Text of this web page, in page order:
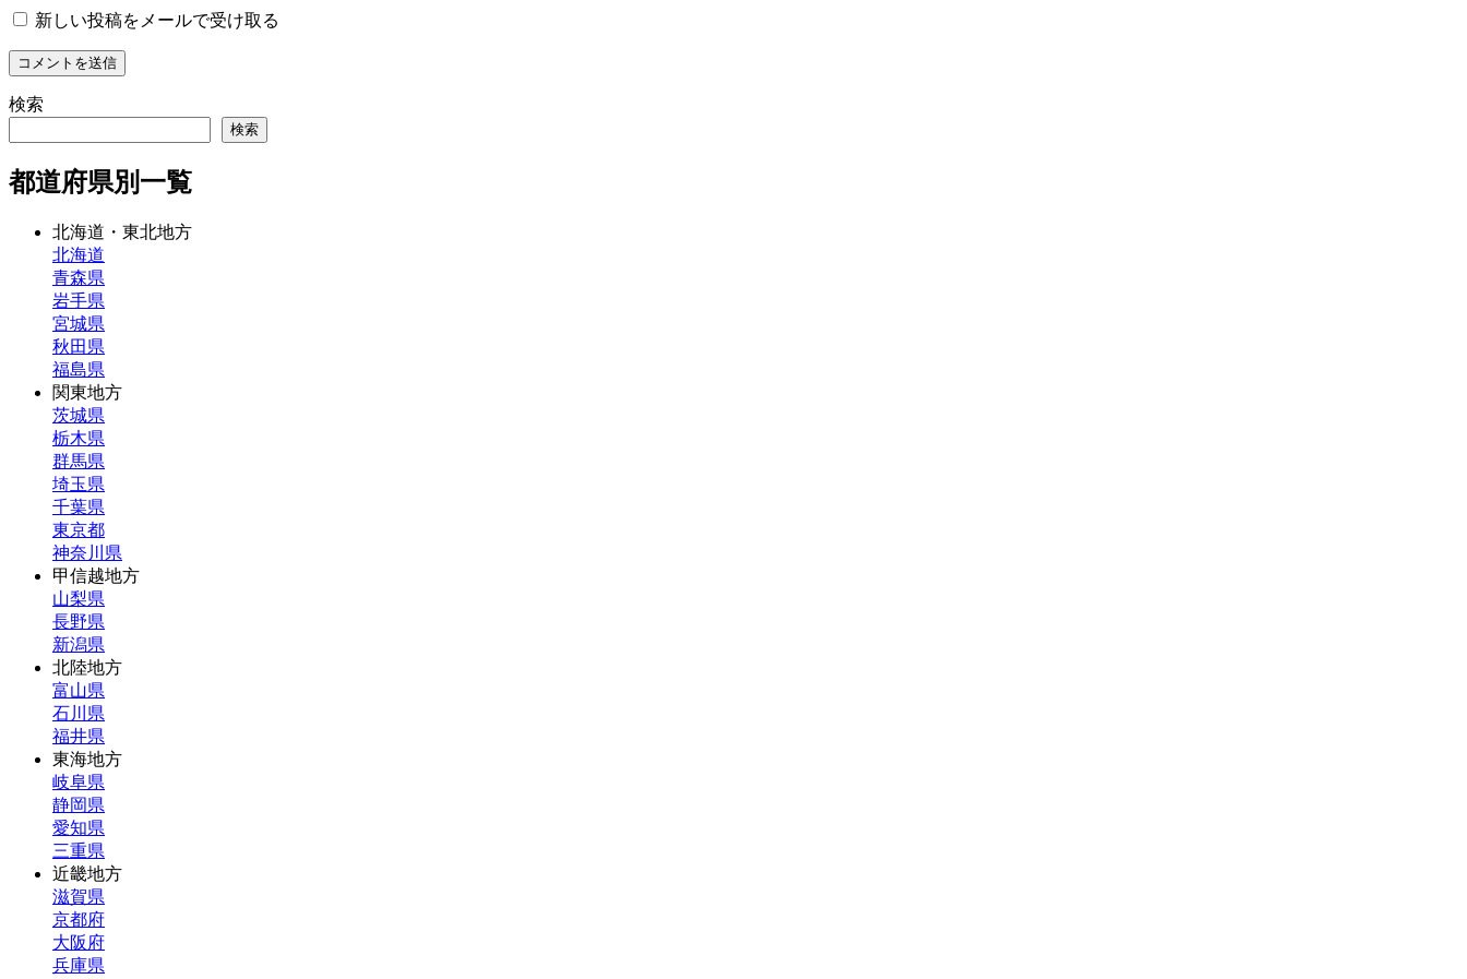
新しい投稿をメールで受け取る
検索
検索
都道府県別一覧
北海道・東北地方
北海道
青森県
岩手県
宮城県
秋田県
福島県
関東地方
茨城県
栃木県
群馬県
埼玉県
千葉県
東京都
神奈川県
甲信越地方
山梨県
長野県
新潟県
北陸地方
富山県
石川県
福井県
東海地方
岐阜県
静岡県
愛知県
三重県
近畿地方
滋賀県
京都府
大阪府
兵庫県